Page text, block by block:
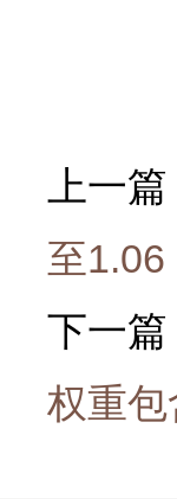
上一篇
至1.06
下一篇
权重